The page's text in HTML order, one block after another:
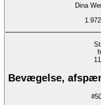
Dina
Bevægelse,
#